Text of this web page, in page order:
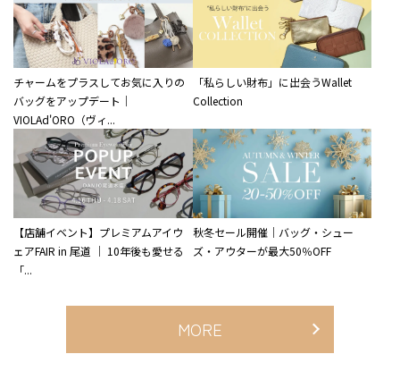
チャームをプラスしてお気に入りの
バッグをアップデート｜
VIOLAd'ORO（ヴィ...
「私らしい財布」に出会うWallet
Collection
【店舗イベント】プレミアムアイウ
ェアFAIR in 尾道 ｜ 10年後も愛せる
「...
秋冬セール開催｜バッグ・シュー
ズ・アウターが最大50％OFF
MORE